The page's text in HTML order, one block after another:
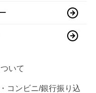
いて
コンビニ/銀行振り込